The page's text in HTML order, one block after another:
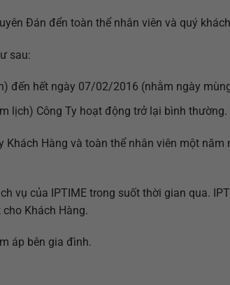
Đán đển toàn thể nhân viên và quý
sau:
đến hết ngày 07/02/2016 (nhằm ngày
lịch) Công Ty hoạt động trở lại bình thường.
Hàng và toàn thể nhân viên một năm
vụ của IPTIME trong suốt thời gian qua.
Khách Hàng.
áp bên gia đình.